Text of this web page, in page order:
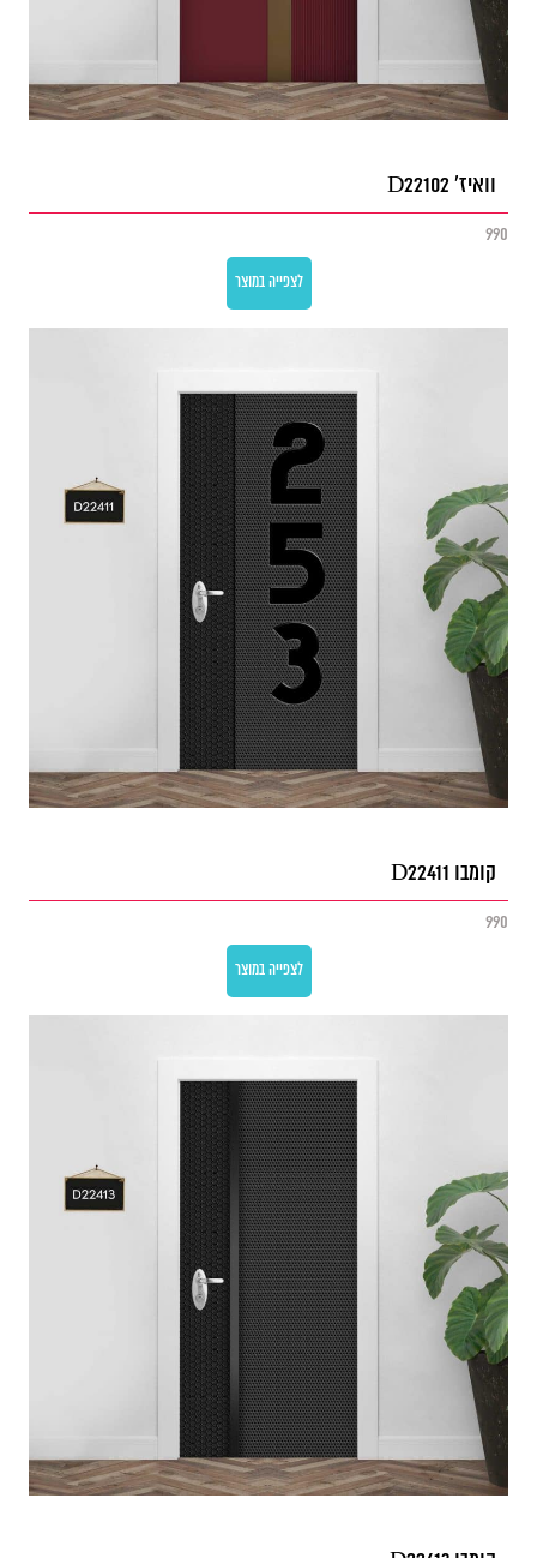
וואיז' D22102
990
לצפייה במוצר
קומבו D22411
990
לצפייה במוצר